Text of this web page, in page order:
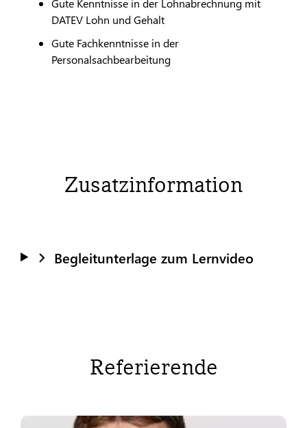
Gute Kenntnisse in der Lohnabrechnung mit
DATEVLohn und Gehalt
Gute Fachkenntnisse in der
Personalsachbearbeitung
Zusatzinformation
Begleitunterlage zum Lernvideo
Referierende